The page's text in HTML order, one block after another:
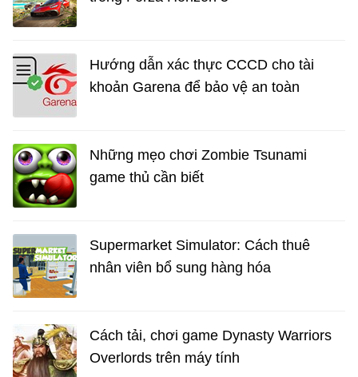
Hướng dẫn xác thực CCCD cho tài
khoản Garena để bảo vệ an toàn
Những mẹo chơi Zombie Tsunami
game thủ cần biết
Supermarket Simulator: Cách thuê
nhân viên bổ sung hàng hóa
Cách tải, chơi game Dynasty Warriors
Overlords trên máy tính